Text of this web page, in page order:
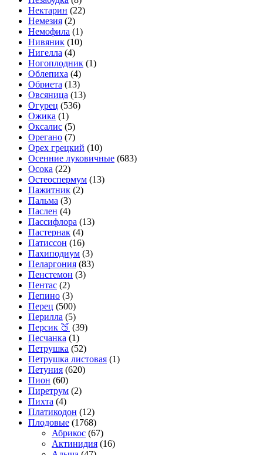
Нектарин (22)
Немезия (2)
Немофила (1)
Нивяник (10)
Нигелла (4)
Ногоплодник (1)
Облепиха (4)
Обриета (13)
Овсяница (13)
Огурец (536)
Ожика (1)
Оксалис (5)
Орегано (7)
Орех грецкий (10)
Осенние луковичные (683)
Осока (22)
Остеоспермум (13)
Пажитник (2)
Пальма (3)
Паслен (4)
Пассифлора (13)
Пастернак (4)
Патиссон (16)
Пахиподиум (3)
Пеларгония (83)
Пенстемон (3)
Пентас (2)
Пепино (3)
Перец (500)
Перилла (5)
Персик 🍑 (39)
Песчанка (1)
Петрушка (52)
Петрушка листовая (1)
Петуния (620)
Пион (60)
Пиретрум (2)
Пихта (4)
Платикодон (12)
Плодовые (1768)
Абрикос (67)
Актинидия (16)